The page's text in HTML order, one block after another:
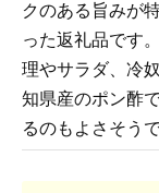
クのある旨みが
った返礼品です
理やサラダ、冷
知県産のポン酢
るのもよさそうで